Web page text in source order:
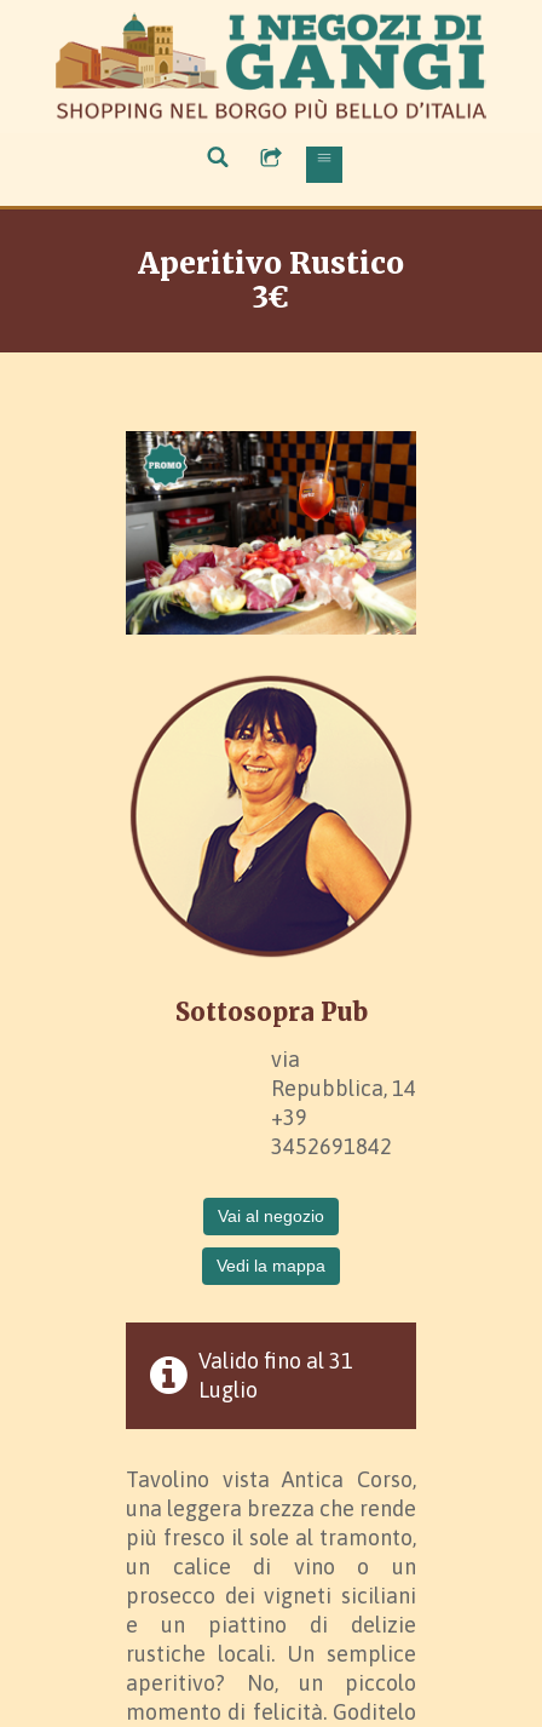
Aperitivo Rustico
3€
Sottosopra Pub
via
Repubblica, 14
+39
3452691842
Vai al negozio
Vedi la mappa
Valido fino al 31
Luglio
Tavolino vista Antica Corso,
una leggera brezza che rende
più fresco il sole al tramonto,
un calice di vino o un
prosecco dei vigneti siciliani
e un piattino di delizie
rustiche locali. Un semplice
aperitivo? No, un piccolo
momento di felicità. Goditelo